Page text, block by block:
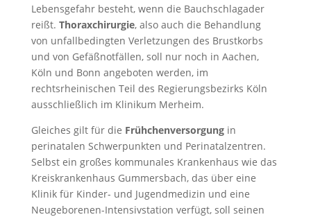
Lebensgefahr besteht, wenn die Bauchschlagader
reißt. Thoraxchirurgie, also auch die Behandlung
von unfallbedingten Verletzungen des Brustkorbs
und von Gefäßnotfällen, soll nur noch in Aachen,
Köln und Bonn angeboten werden, im
rechtsrheinischen Teil des Regierungsbezirks Köln
ausschließlich im Klinikum Merheim.
Gleiches gilt für die Frühchenversorgungin
perinatalen Schwerpunkten und Perinatalzentren.
Selbst ein großes kommunales Krankenhaus wie das
Kreiskrankenhaus Gummersbach, das über eine
Klinik für Kinder- und Jugendmedizin und eine
Neugeborenen-Intensivstation verfügt, soll seinen